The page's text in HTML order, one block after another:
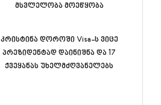
მსვლელობა მოეწყობა
კრისტინა დოროში Visa-ს ვიცე
პრეზიდენტად დაინიშნა და 17
ქვეყანას უხელმძღვანელებს